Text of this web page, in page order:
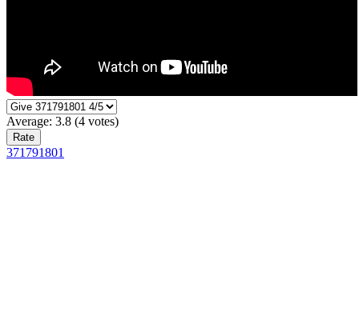
Average: 3.8 (4 votes)
371791801